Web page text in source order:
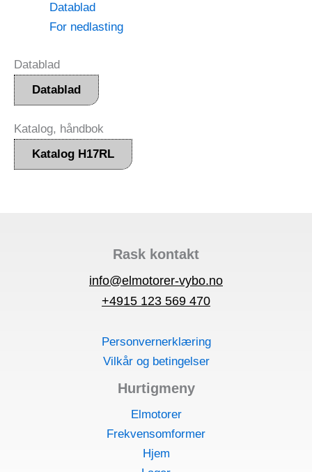
Datablad
For nedlasting
Datablad
Datablad
Katalog, håndbok
Katalog H17RL
Rask kontakt
info@elmotorer-vybo.no
+4915 123 569 470
Personvernerklæring
Vilkår og betingelser
Hurtigmeny
Elmotorer
Frekvensomformer
Hjem